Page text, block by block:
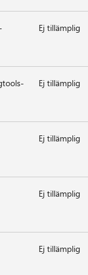
Ej tillämplig
Ej tillämplig
Ej tillämplig
Ej tillämplig
Ej tillämplig